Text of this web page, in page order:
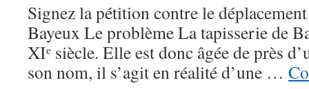
Signez la pétition contre le
Bayeux Le problème La tapisserie de
XIᵉ siècle. Elle est donc âgée de près
son nom, il s’agit en réalité d’une …